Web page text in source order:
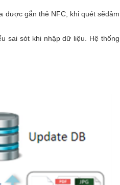
được gắn thẻ NFC, khi quét sẽđảm
sai sót khi nhập dữ liệu. Hệ thống